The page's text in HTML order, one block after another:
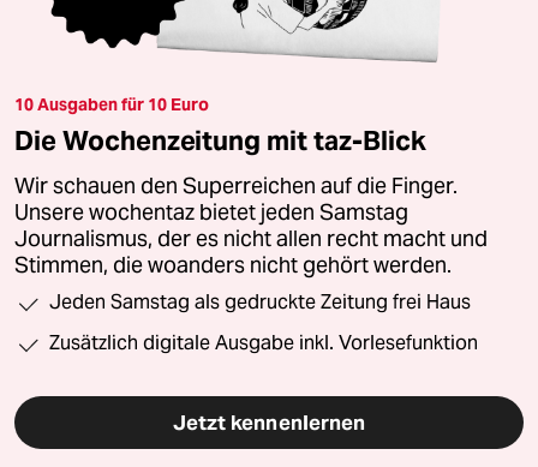
10 Ausgaben für 10 Euro
Die Wochenzeitung mit taz-Blick
Wir schauen den Superreichen auf die Finger.
Unsere wochentaz bietet jeden Samstag
Journalismus, der es nicht allen recht macht und
Stimmen, die woanders nicht gehört werden.
Jeden Samstag als gedruckte Zeitung frei Haus
Zusätzlich digitale Ausgabe inkl. Vorlesefunktion
Jetzt kennenlernen